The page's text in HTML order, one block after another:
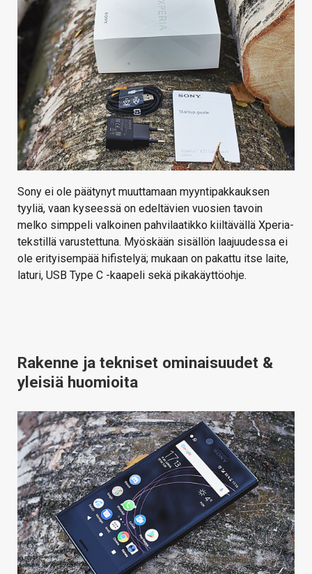
Sony ei ole päätynyt muuttamaan myyntipakkauksen
tyyliä, vaan kyseessä on edeltävien vuosien tavoin
melko simppeli valkoinen pahvilaatikko kiiltävällä Xperia-
tekstillä varustettuna. Myöskään sisällön laajuudessa ei
ole erityisempää hifistelyä; mukaan on pakattu itse laite,
laturi, USB Type C -kaapeli sekä pikakäyttöohje.
Rakenne ja tekniset ominaisuudet &
yleisiä huomioita